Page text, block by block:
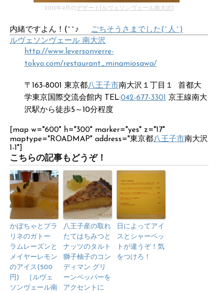
2013年9月のデザート ルヴェソンヴェール南大沢
内緒ですよん！(^^♪
ごちそうさまでした(^人^)
ルヴェソンヴェール 南大沢
http://www.leversonverre-
tokyo.com/restaurant_minamiosawa/
〒163-8001 東京都八王子市南大沢１丁目１ 首都大
学東京国際交流会館内 TEL:042-677-3301 京王線南大
沢駅から徒歩5～10分程度
[map w="600" h="300" marker="yes" z="17"
maptype="ROADMAP" address="東京都八王子市南大沢
1-1"]
こちらの記事もどうぞ！
かぼちゃとプラ
リネのガトー
ラムレーズンと
メイヤーレモン
のアイス(500
円) ［ルヴェ
ソンヴェール南
八王子産の取れ
たてはちみつと
ナッツのタルト
獅子柚子のコン
ディマン グリ
ーンペッパーを
アクセントに
日によってアイ
スとシャーベッ
トが違うぞ！気
をつけろ！